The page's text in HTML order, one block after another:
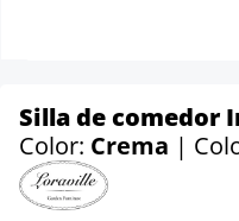
Silla de comedor
Color: Crema |